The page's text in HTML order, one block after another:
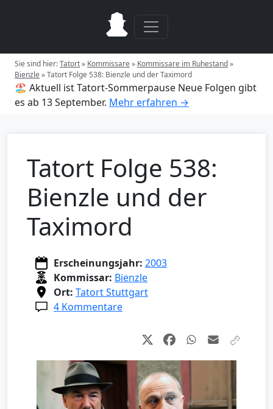
Sie sind hier:Tatort» Kommissare» Kommissare im Ruhestand»
Bienzle»Tatort Folge 538: Bienzle und der Taximord
🏖️ Aktuell ist Tatort-Sommerpause Neue Folgen gibt
es ab 13 September. Mehr erfahren →
Tatort Folge 538:
Bienzle und der
Taximord
Erscheinungsjahr: 2003
Kommissar: Bienzle
Ort: Tatort Stuttgart
4 Kommentare